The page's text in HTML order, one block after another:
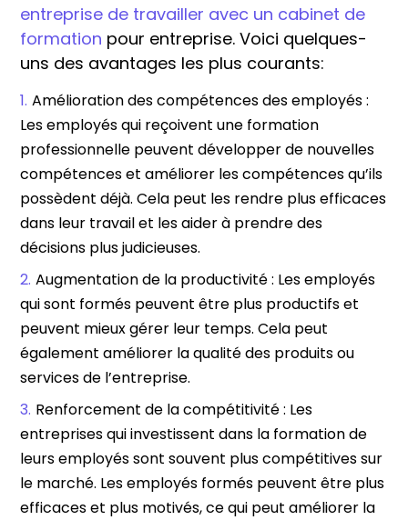
entreprise de travailler avec un cabinet de
formation pour entreprise. Voici quelques-
uns des avantages les plus courants:
Amélioration des compétences des employés :
Les employés qui reçoivent une formation
professionnelle peuvent développer de nouvelles
compétences et améliorer les compétences qu’ils
possèdent déjà. Cela peut les rendre plus efficaces
dans leur travail et les aider à prendre des
décisions plus judicieuses.
Augmentation de la productivité : Les employés
qui sont formés peuvent être plus productifs et
peuvent mieux gérer leur temps. Cela peut
également améliorer la qualité des produits ou
services de l’entreprise.
Renforcement de la compétitivité : Les
entreprises qui investissent dans la formation de
leurs employés sont souvent plus compétitives sur
le marché. Les employés formés peuvent être plus
efficaces et plus motivés, ce qui peut améliorer la